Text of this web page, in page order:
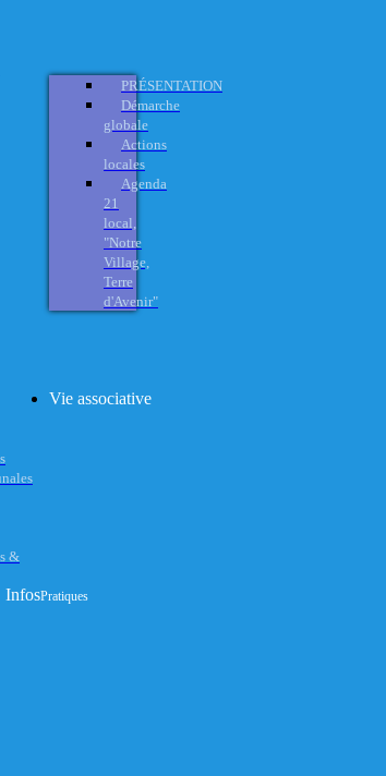
PRÉSENTATION
Démarche
globale
Actions
locales
Agenda
21
local,
"Notre
Village,
Terre
d'Avenir"
Vie associative
&
InfosPratiques